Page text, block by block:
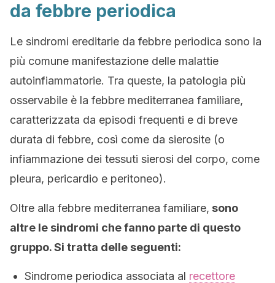
da febbre periodica
Le sindromi ereditarie da febbre periodica sono la
più comune manifestazione delle malattie
autoinfiammatorie. Tra queste, la patologia più
osservabile è la febbre mediterranea familiare,
caratterizzata da episodi frequenti e di breve
durata di febbre, così come da sierosite (o
infiammazione dei tessuti sierosi del corpo, come
pleura, pericardio e peritoneo).
Oltre alla febbre mediterranea familiare, sono
altre le sindromi che fanno parte di questo
gruppo. Si tratta delle seguenti:
Sindrome periodica associata al recettore